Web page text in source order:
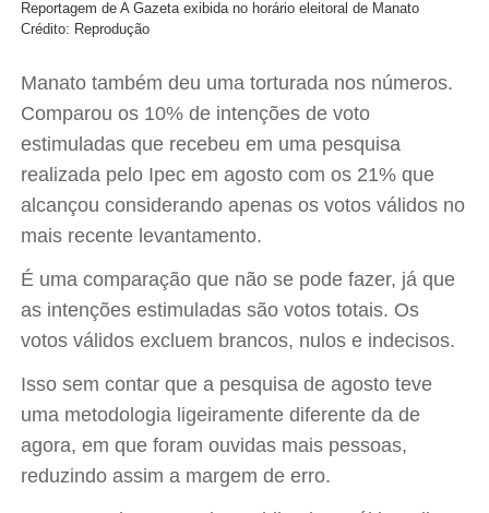
Reportagem de A Gazeta exibida no horário eleitoral de Manato
Crédito: Reprodução
Manato também deu uma torturada nos números.
Comparou os 10% de intenções de voto
estimuladas que recebeu em uma pesquisa
realizada pelo Ipec em agosto com os 21% que
alcançou considerando apenas os votos válidos no
mais recente levantamento.
É uma comparação que não se pode fazer, já que
as intenções estimuladas são votos totais. Os
votos válidos excluem brancos, nulos e indecisos.
Isso sem contar que a pesquisa de agosto teve
uma metodologia ligeiramente diferente da de
agora, em que foram ouvidas mais pessoas,
reduzindo assim a margem de erro.